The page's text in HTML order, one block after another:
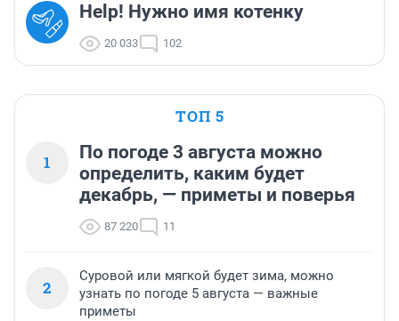
Help! Нужно имя котенку
20 033 102
ТОП 5
1
По погоде 3 августа можно
определить, каким будет
декабрь, — приметы и поверья
87 220 11
2
Суровой или мягкой будет зима, можно
узнать по погоде 5 августа — важные
приметы